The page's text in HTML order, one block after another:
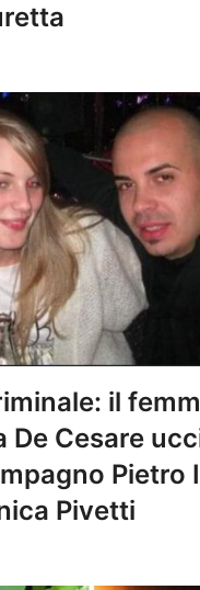
il
De Cesare
Pietro
Pivetti